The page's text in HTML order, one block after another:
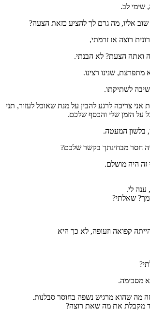
שימי לב.
אליו, מה גרם לך להציע כזאת הצעה?
רוצה אז זרמתי,
ואתה הצעת? לא הבנתי.
מתפרצת, שנינו רצינו.
לשתיקתו.
אני צריכה לרגע להבין על מנת שאוכל לעזור, תני
על הזמן שלי והכסף שלכם.
בלשון המעטה.
חסר מבחינתך בקשר שלכם?
זה היה מושלם.
לי.
שאלתי?
קפואה וזעופה, לא כך היא
מסכימה.
מה שהוא מרגיש נשפה בחוסר סבלנות.
מקבלת את מה שאת רוצה?